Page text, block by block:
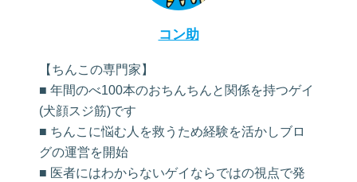
コン助
【ちんこの専門家】
■ 年間のべ100本のおちんちんと関係を持つゲイ
(犬顔スジ筋)です
■ ちんこに悩む人を救うため経験を活かしブロ
グの運営を開始
■ 医者にはわからないゲイならではの視点で発